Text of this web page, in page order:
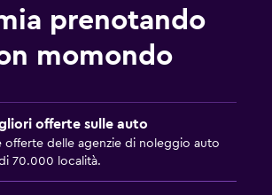
prenotando
momondo
offerte sulle auto
offerte delle agenzie di noleggio auto
70.000 località.